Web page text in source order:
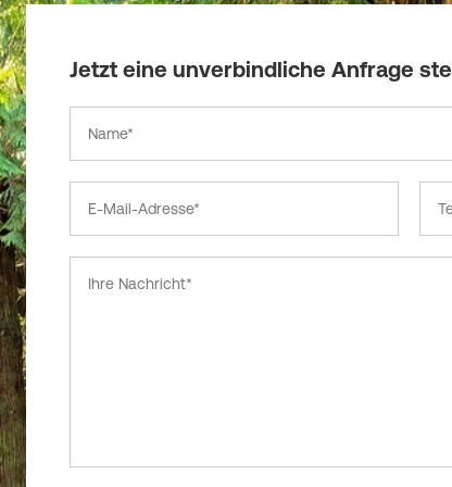
Jetzt eine unverbindliche Anfrage